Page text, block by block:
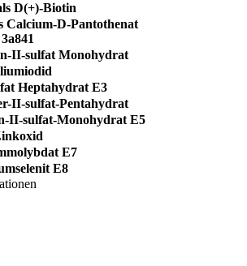
D(+)-Biotin
Calcium-D-Pantothenat
3a841
II-sulfat Monohydrat
Heptahydrat E3
II-sulfat-Pentahydrat
II-sulfat-Monohydrat E5
E7
E8